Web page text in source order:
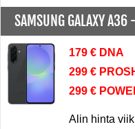
SAMSUNG GALAXY A36
179 € DNA
299 €
299 €
Alin hinta